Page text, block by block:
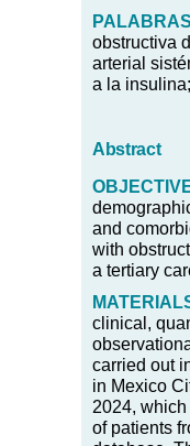
PALABRAS
obstructiva
arterial
a la
Abstract
and
with
a tertiary
clinical,
carried out
in Mexico
2024,
of patients